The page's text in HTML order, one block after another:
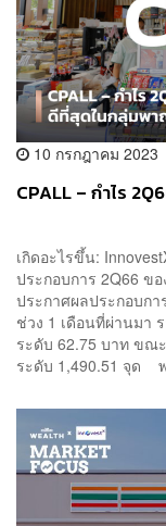
10 กรกฎาคม 2023
CPALL – กำไร
เกิดอะไรขึ้น:
ประกอบการ 2Q66 ข
ประกาศผลประกอบก
ช่วง 1 เดือนที่ผ่านมา
ระดับ 62.75 บาท ขณ
ระดับ 1,490.51 จุด